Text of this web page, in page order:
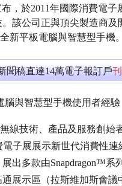
布，於2011年國際消費電
該公司正與頂尖製造商及
新平板電腦與智慧型手機。
聞稿直達14萬電子報訂戶
腦與智慧型手機使用者經驗
技術、產品及服務創始
子展展示新世代消費性
出多款由Snapdragon™系
展示區（拉斯維加斯會議